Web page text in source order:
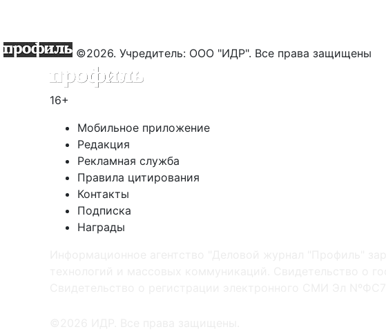
©2026. Учредитель: ООО "ИДР". Все права защищены
16+
Мобильное приложение
Редакция
Рекламная служба
Правила цитирования
Контакты
Подписка
Награды